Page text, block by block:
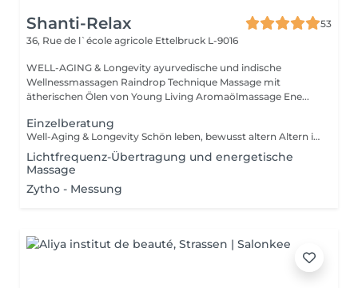
Shanti-Relax
53
36, Rue de l`école agricole Ettelbruck L-9016
WELL-AGING & Longevity ayurvedische und indische
Wellnessmassagen Raindrop Technique Massage mit
ätherischen Ölen von Young Living Aromaölmassage Ene...
Einzelberatung
Well-Aging & Longevity Schön leben, bewusst altern Altern ist kein Rückschritt es ist ein natürlicher Wandel, den wir mit Achtsamkeit und Lebensfreude gestalten können. Well-Aging bedeutet, den eigenen Körper zu verstehen, ihn zu unterstützen und mit ihm in Harmonie zu leben Tag für Tag, Jahr für Jahr. Dein Weg beginnt hier Ob du erste Zeichen der Hautalterung spürst, deinen Schlaf verbessern möchtest oder einfach mehr Energie im Alltag suchst Ich begleite dich mit Herz, Wissen und maßgeschneiderten Lösungen. Denn die besten Jahre sind nicht vorbei sie beginnen genau jetzt.
Lichtfrequenz-Übertragung und energetische
Massage
Zytho - Messung